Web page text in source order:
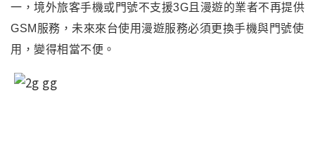
一 ， 境外旅客手機或門號不支援3G且漫遊的業者不再提供
GSM服務 ， 未來來台使用漫遊服務必須更換手機與門號使
用 ， 變得相當不便 。